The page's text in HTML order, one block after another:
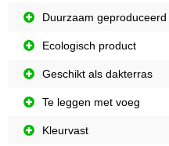
Duurzaam geproduceerd
Ecologisch product
Geschikt als dakterras
Te leggen met voeg
Kleurvast